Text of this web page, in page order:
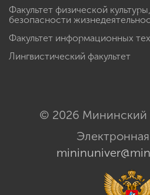
Факультет физической
безопасности
Факультет информационных
Лингвистический факультет
© 2026 Мининский